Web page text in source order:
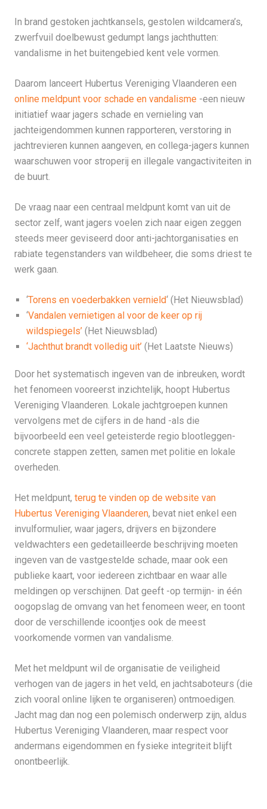
In brand gestoken jachtkansels, gestolen wildcamera’s,
zwerfvuil doelbewust gedumpt langs jachthutten:
vandalisme in het buitengebied kent vele vormen.
Daarom lanceert Hubertus Vereniging Vlaanderen een
online meldpunt voor schade en vandalisme-een nieuw
initiatief waar jagers schade en vernieling van
jachteigendommen kunnen rapporteren, verstoring in
jachtrevieren kunnen aangeven, en collega-jagers kunnen
waarschuwen voor stroperij en illegale vangactiviteiten in
de buurt.
De vraag naar een centraal meldpunt komt van uit de
sector zelf, want jagers voelen zich naar eigen zeggen
steeds meer geviseerd door anti-jachtorganisaties en
rabiate tegenstanders van wildbeheer, die soms driest te
werk gaan.
‘Torens en voederbakken vernield‘ (Het Nieuwsblad)
‘Vandalen vernietigen al voor de keer op rij
wildspiegels’(Het Nieuwsblad)
‘Jachthut brandt volledig uit’ (Het Laatste Nieuws)
Door het systematisch ingeven van de inbreuken, wordt
het fenomeen vooreerst inzichtelijk, hoopt Hubertus
Vereniging Vlaanderen. Lokale jachtgroepen kunnen
vervolgens met de cijfers in de hand -als die
bijvoorbeeld een veel geteisterde regio blootleggen-
concrete stappen zetten, samen met politie en lokale
overheden.
Het meldpunt, terug te vinden op de website van
Hubertus Vereniging Vlaanderen, bevat niet enkel een
invulformulier, waar jagers, drijvers en bijzondere
veldwachters een gedetailleerde beschrijving moeten
ingeven van de vastgestelde schade, maar ook een
publieke kaart, voor iedereen zichtbaar en waar alle
meldingen op verschijnen. Dat geeft -op termijn- in één
oogopslag de omvang van het fenomeen weer, en toont
door de verschillende icoontjes ook de meest
voorkomende vormen van vandalisme.
Met het meldpunt wil de organisatie de veiligheid
verhogen van de jagers in het veld, en jachtsaboteurs (die
zich vooral online lijken te organiseren) ontmoedigen.
Jacht mag dan nog een polemisch onderwerp zijn, aldus
Hubertus Vereniging Vlaanderen, maar respect voor
andermans eigendommen en fysieke integriteit blijft
onontbeerlijk.